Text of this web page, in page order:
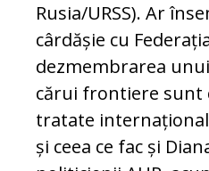
Rusia/URSS). Ar
cârdășie cu
dezmembrarea
cărui frontiere sunt
tratate
și ceea ce fac și